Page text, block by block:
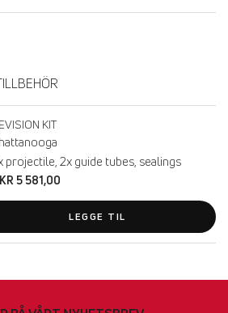
KIT
projectile, 2x guide tubes, sealings
5 581,00
LEGGE TIL